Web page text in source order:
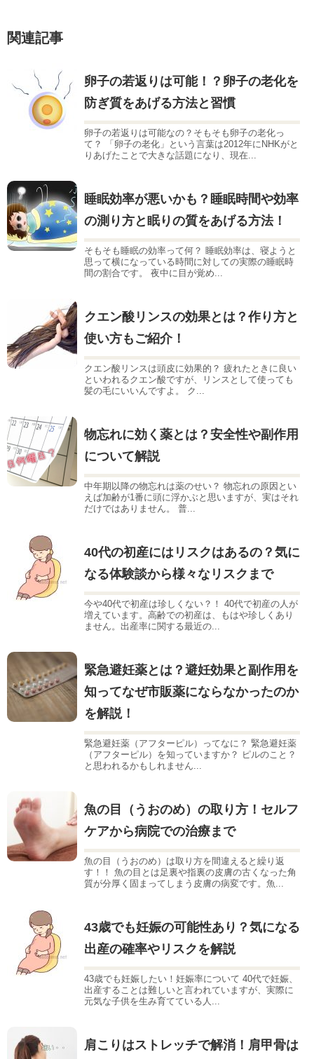
関連記事
卵子の若返りは可能！？卵子の老化を
防ぎ質をあげる方法と習慣
卵子の若返りは可能なの？そもそも卵子の老化っ
て？ 「卵子の老化」という言葉は2012年にNHKがと
りあげたことで大きな話題になり、現在...
睡眠効率が悪いかも？睡眠時間や効率
の測り方と眠りの質をあげる方法！
そもそも睡眠の効率って何？ 睡眠効率は、寝ようと
思って横になっている時間に対しての実際の睡眠時
間の割合です。 夜中に目が覚め...
クエン酸リンスの効果とは？作り方と
使い方もご紹介！
クエン酸リンスは頭皮に効果的？ 疲れたときに良い
といわれるクエン酸ですが、リンスとして使っても
髪の毛にいいんですよ。 ク...
物忘れに効く薬とは？安全性や副作用
について解説
中年期以降の物忘れは薬のせい？ 物忘れの原因とい
えば加齢が1番に頭に浮かぶと思いますが、実はそれ
だけではありません。 普...
40代の初産にはリスクはあるの？気に
なる体験談から様々なリスクまで
今や40代で初産は珍しくない？！ 40代で初産の人が
増えています。高齢での初産は、もはや珍しくあり
ません。出産率に関する最近の...
緊急避妊薬とは？避妊効果と副作用を
知ってなぜ市販薬にならなかったのか
を解説！
緊急避妊薬（アフターピル）ってなに？ 緊急避妊薬
（アフターピル）を知っていますか？ ピルのこと？
と思われるかもしれません...
魚の目（うおのめ）の取り方！セルフ
ケアから病院での治療まで
魚の目（うおのめ）は取り方を間違えると繰り返
す！！ 魚の目とは足裏や指裏の皮膚の古くなった角
質が分厚く固まってしまう皮膚の病変です。魚...
43歳でも妊娠の可能性あり？気になる
出産の確率やリスクを解説
43歳でも妊娠したい！妊娠率について 40代で妊娠、
出産することは難しいと言われていますが、実際に
元気な子供を生み育てている人...
肩こりはストレッチで解消！肩甲骨は